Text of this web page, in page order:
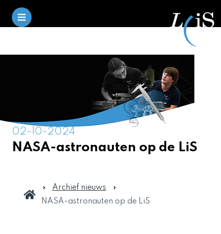
02-10-2024
NASA-astronauten op de LiS
Archief nieuws
NASA-astronauten op de LiS